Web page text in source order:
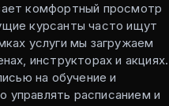
комфортный просмотр
курсанты часто ищут
услуги мы загружаем
инструкторах и акциях.
на обучение и
расписанием и